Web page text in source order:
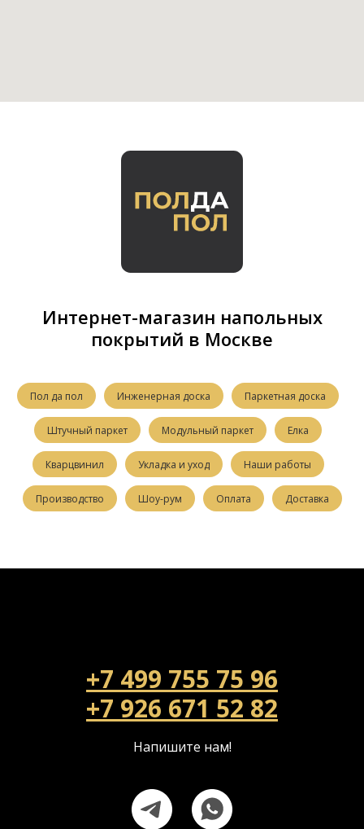
Интернет-магазин напольных
покрытий в Москве
Пол да пол Инженерная доска Паркетная доска
Штучный паркет Модульный паркет Елка
Кварцвинил Укладка и уход Наши работы
Производство Шоу-рум Оплата Доставка
+7 499 755 75 96
+7 926 671 52 82
Напишите нам!